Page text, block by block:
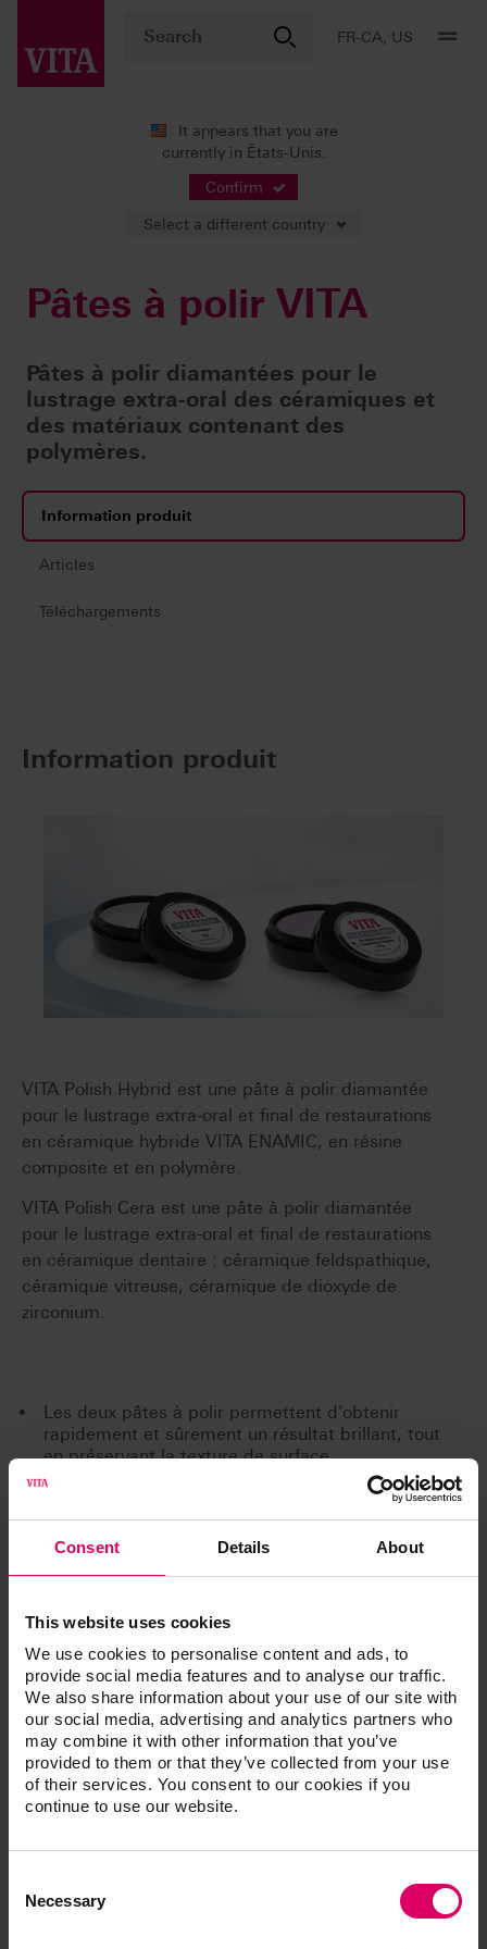
Consent Details About
This website uses cookies
We use cookies to personalise content and ads, to
provide social media features and to analyse our traffic.
We also share information about your use of our site with
our social media, advertising and analytics partners who
may combine it with other information that you’ve
provided to them or that they’ve collected from your use
of their services. You consent to our cookies if you
continue to use our website.
Selection
Necessary
FR-CA, US
It appears that you are
currently in États-Unis.
Confirm
Select a different country
Polissage Pâtes à polir VITA
Pâtes à polir VITA
Pâtes à polir diamantées pour le
lustrage extra-oral des céramiques et
des matériaux contenant des
polymères.
Information produit
Articles
Téléchargements
Information produit
VITA Polish Hybrid est une pâte à polir diamantée
pour le lustrage extra-oral et final de restaurations
en céramique hybride VITA ENAMIC, en résine
composite et en polymère.
VITA Polish Cera est une pâte à polir diamantée
pour le lustrage extra-oral et final de restaurations
en céramique dentaire : céramique feldspathique,
céramique vitreuse, céramique de dioxyde de
zirconium.
Les deux pâtes à polir permettent d'obtenir
rapidement et sûrement un résultat brillant, tout
en préservant la texture de surface.
Les particules de diamant sont respectivement
probabilité d'accumulation de la plaque dentaire
est réduite.
VITA Polish Hybrid:
La pâte à polir VITA Polish Hybrid convient très
bien au polissage de la céramique hybride VITA
ENAMIC à l'aide des pointes de polissage des sets
de polissage VITA ENAMIC clinical et technical.
La pâte à polir VITA Polish Cera convient très bien
au polissage de VITA SUPRINITY PC, VITA AMBRIA
et VITA YZ en association avec les polissoirs des